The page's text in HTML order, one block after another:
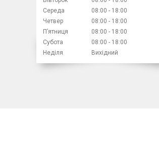
Середа
08:00
18:00
Четвер
08:00
18:00
Пʼятниця
08:00
18:00
Субота
08:00
18:00
Неділя
Вихідний